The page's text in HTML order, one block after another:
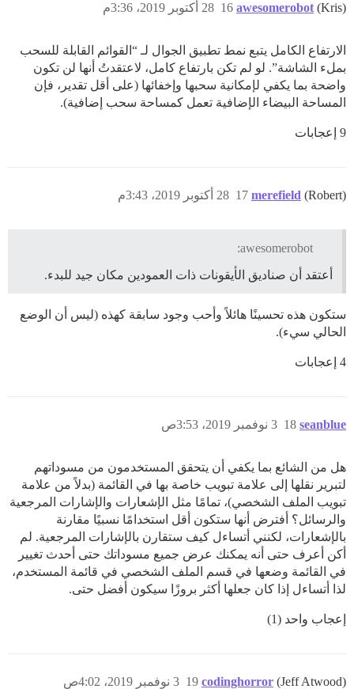
awesomerobot (Kris) 28 أكتوبر 2019، 3:36م 16
الارتفاع الكامل يتبع نمط تطبيق الجوال لـ “القوائم القابلة للسحب
بملء الشاشة”. لو لم تكن بارتفاع كامل، لاعتقدتُ أنها لن تكون
واضحة بما يكفي لإمكانية سحبها وإخفائها (على أقل تقدير، فإن
المساحة البيضاء الإضافية تعمل كمساحة سحب إضافية).
9 إعجابات
merefield (Robert) 28 أكتوبر 2019، 3:43م 17
awesomerobot:
أعتقد أن صناديق الأيقونات ذات العمودين مكان جيد للبدء.
ستكون هذه تحسينًا هائلاً وأحب وجود سابقة كهذه (ليس أن الوضع
الحالي سيء).
4 إعجابات
seanblue 3 نوفمبر 2019، 3:53ص 18
هل من الشائع بما يكفي أن يتحقق المستخدمون من مسوداتهم
لتبرير نقلها إلى علامة تبويب خاصة بها في القائمة (بدلاً من علامة
تبويب الملف الشخصي)، تمامًا مثل الإشعارات والإشارات المرجعية
والرسائل؟ أفترض أنها ستكون أقل استخدامًا نسبيًا مقارنة
بالإشعارات، لكنني أتساءل كيف ستقارن بالإشارات المرجعية. لم
أكن أعرف حتى أنه يمكنك عرض جميع مسوداتك حتى أحدث تغيير
في القائمة وضعها في قسم الملف الشخصي في قائمة المستخدم،
لذا أتساءل إذا كان جعلها أكثر بروزًا سيكون أفضل حتى.
إعجاب واحد (1)
codinghorror (Jeff Atwood) 3 نوفمبر 2019، 4:02ص 19